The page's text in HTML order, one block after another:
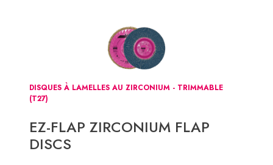
DISQUES À LAMELLES AU ZIRCONIUM - TRIMMABLE
(T27)
EZ-FLAP ZIRCONIUM FLAP
DISCS